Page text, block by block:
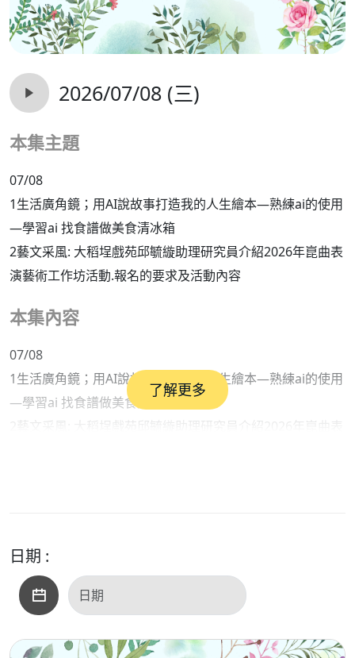
2026/07/08 (三)
本集主題
07/08
1生活廣角鏡；用AI說故事打造我的人生繪本—熟練ai的使用
—學習ai 找食譜做美食清冰箱
2藝文采風: 大稻埕戲苑邱毓縼助理研究員介紹2026年崑曲表
演藝術工作坊活動.報名的要求及活動內容
本集內容
07/08
1生活廣角鏡；用AI說故事打造我的人生繪本—熟練ai的使用
—學習ai 找食譜做美食清冰箱
2藝文采風: 大稻埕戲苑邱毓縼助理研究員介紹2026年崑曲表
了解更多
日期 :